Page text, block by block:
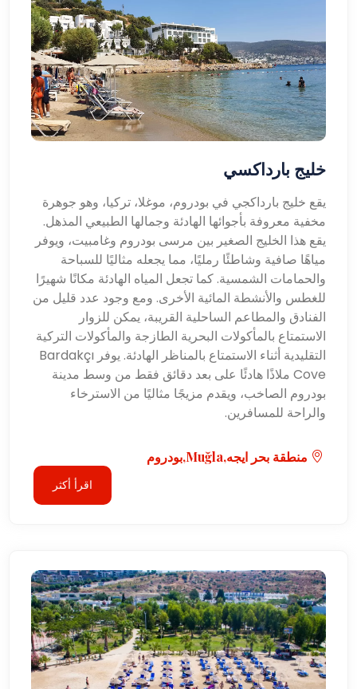
خليج بارداكسي
يقع خليج بارداكجي في بودروم، موغلا، تركيا، وهو جوهرة
مخفية معروفة بأجوائها الهادئة وجمالها الطبيعي المذهل.
يقع هذا الخليج الصغير بين مرسى بودروم وغامبيت، ويوفر
مياهًا صافية وشاطئًا رمليًا، مما يجعله مثاليًا للسباحة
والحمامات الشمسية. كما تجعل المياه الهادئة مكانًا شهيرًا
للغطس والأنشطة المائية الأخرى. ومع وجود عدد قليل من
الفنادق والمطاعم الساحلية القريبة، يمكن للزوار
الاستمتاع بالمأكولات البحرية الطازجة والمأكولات التركية
التقليدية أثناء الاستمتاع بالمناظر الهادئة. يوفر Bardakçı
Cove ملاذًا هادئًا على بعد دقائق فقط من وسط مدينة
بودروم الصاخب، ويقدم مزيجًا مثاليًا من الاسترخاء
والراحة للمسافرين.
منطقة بحر ايجه,Muğla,بودروم
اقرأ أكثر